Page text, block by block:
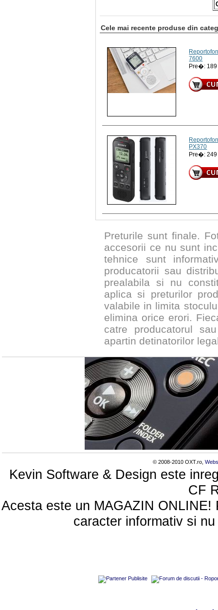
Cele mai recente produse din
7600
Pre�: 189
PX370
Pre�: 249
Preturile sunt finale.
accesorii ce nu sunt
tehnice sunt
producatorii sau
prealabila si nu
aplica si preturilor
valabile in limita
elimina orice erori.
catre producatorul
apartin detinatorilor
© 2008-2010 OXT.ro,
Kevin Software & Design este
CF
Acesta este un MAGAZIN
caracter informativ si